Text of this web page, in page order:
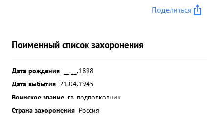
Поделиться
Поименный список захоронения
Дата рождения
__.__.1898
Дата выбытия 21.04.1945
Воинское звание гв. подполковник
Страна захоронения Россия